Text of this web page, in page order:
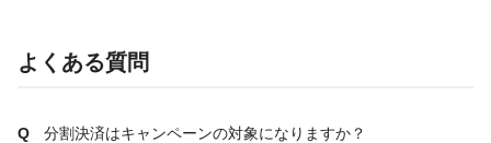
よくある質問
分割決済はキャンペーンの対象になりますか？